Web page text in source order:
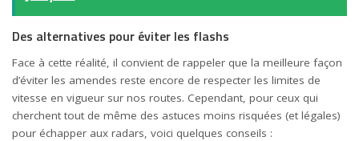
Des alternatives pour éviter les flashs
Face à cette réalité, il convient de rappeler que la meilleure façon
d’éviter les amendes reste encore de respecter les limites de
vitesse en vigueur sur nos routes. Cependant, pour ceux qui
cherchent tout de même des astuces moins risquées (et légales)
pour échapper aux radars, voici quelques conseils :